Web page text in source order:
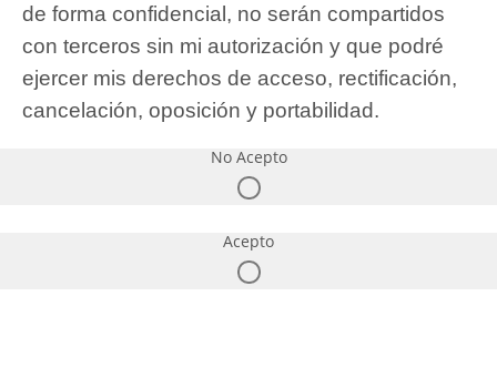
de forma confidencial, no serán compartidos
con terceros sin mi autorización y que podré
ejercer mis derechos de acceso, rectificación,
cancelación, oposición y portabilidad.
No Acepto
Acepto